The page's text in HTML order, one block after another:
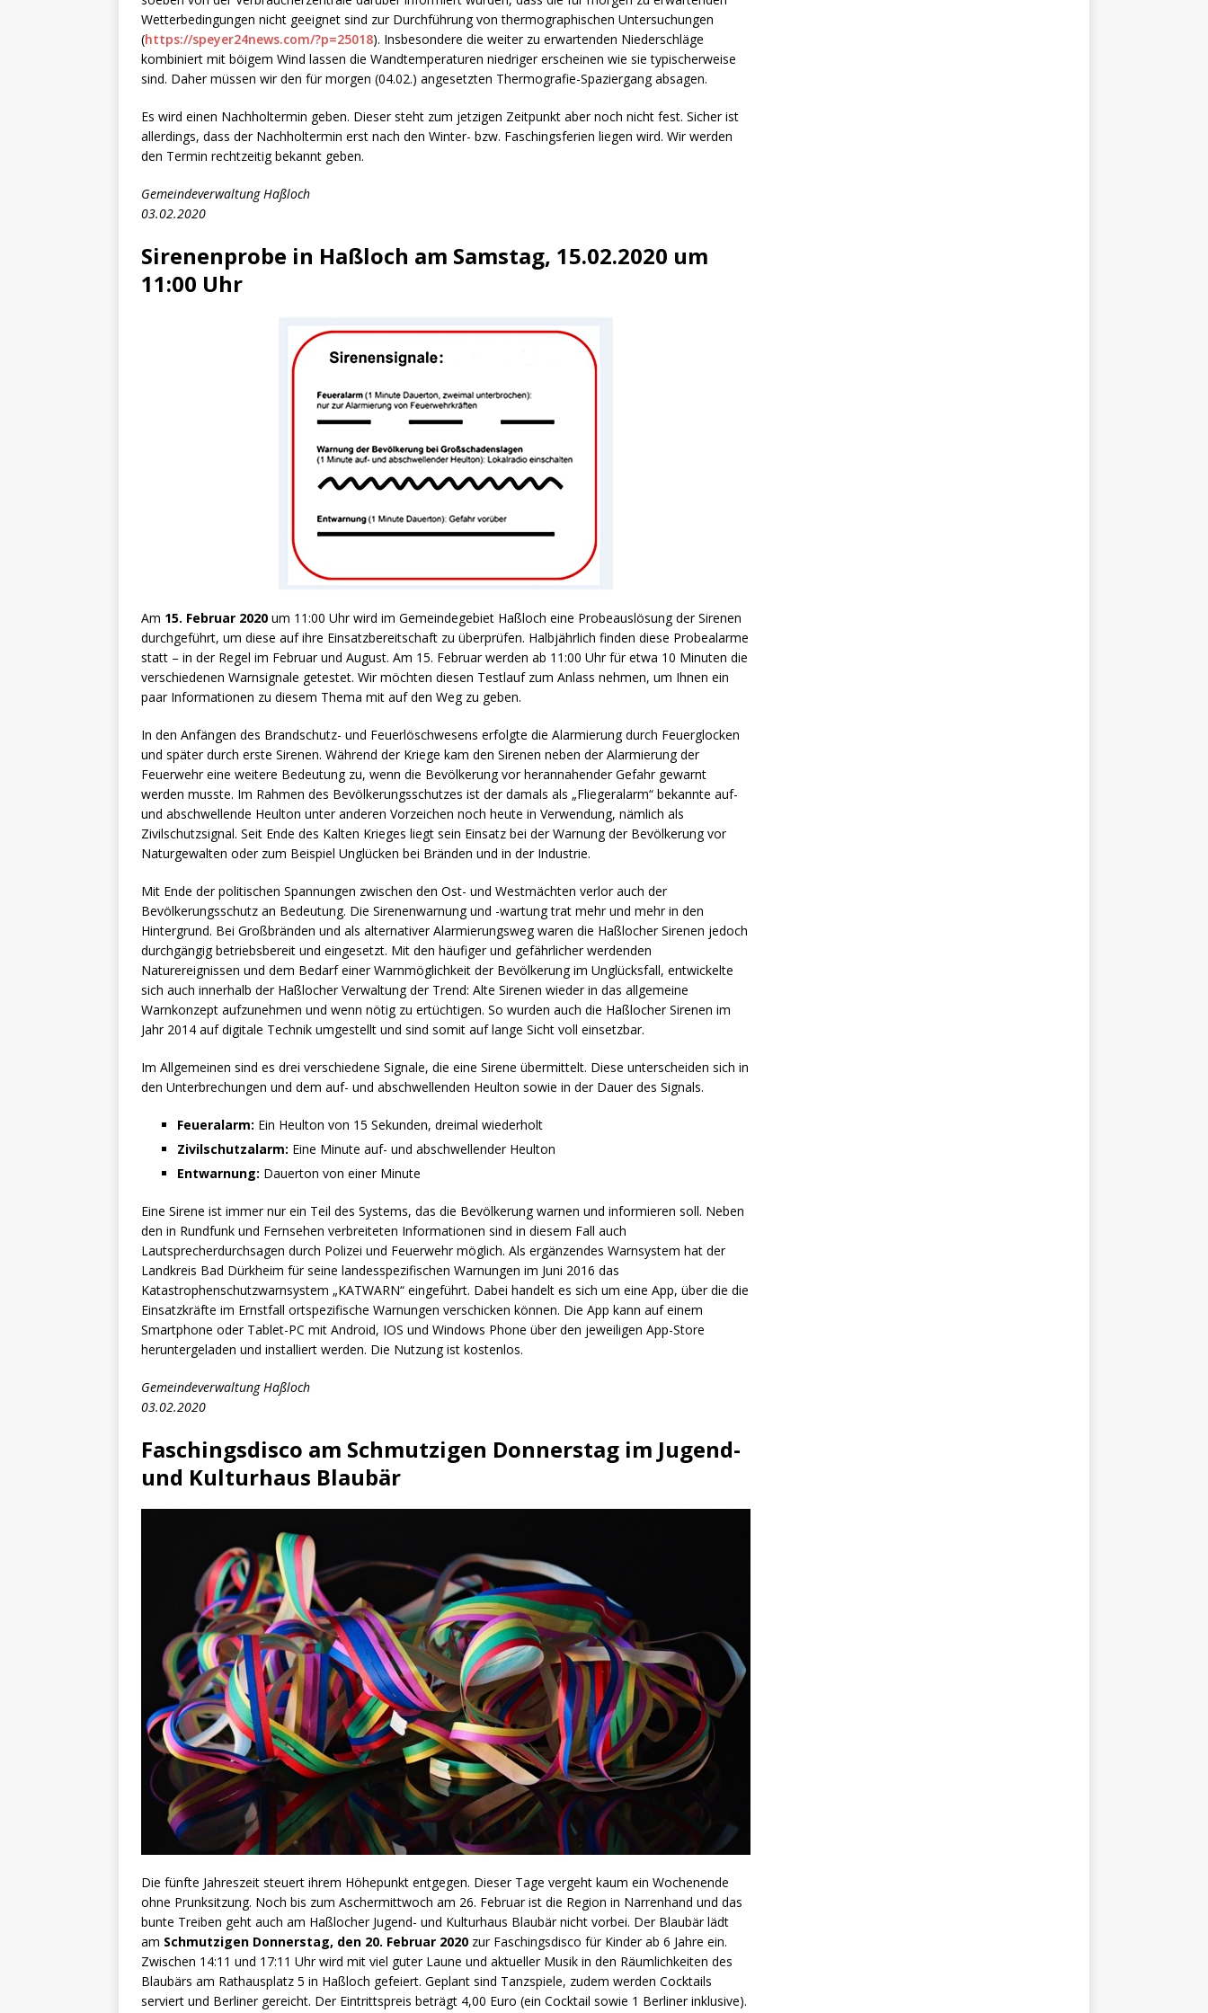
[ 29. März 2024 ]
Polizei / Konsumcannabisgesetz (KCanG) BLAULICHTMELDUNGEN
Wetterbedingungen nicht geeignet sind zur Durchführung von thermographischen Untersuchungen
(https://speyer24news.com/?p=25018). Insbesondere die weiter zu erwartenden Niederschläge
kombiniert mit böigem Wind lassen die Wandtemperaturen niedriger erscheinen wie sie typischerweise
sind. Daher müssen wir den für morgen (04.02.) angesetzten Thermografie-Spaziergang absagen.
Es wird einen Nachholtermin geben. Dieser steht zum jetzigen Zeitpunkt aber noch nicht fest. Sicher ist
allerdings, dass der Nachholtermin erst nach den Winter- bzw. Faschingsferien liegen wird. Wir werden
den Termin rechtzeitig bekannt geben.
Gemeindeverwaltung Haßloch
03.02.2020
Sirenenprobe in Haßloch am Samstag, 15.02.2020 um
11:00 Uhr
Am 15. Februar 2020 um 11:00 Uhr wird im Gemeindegebiet Haßloch eine Probeauslösung der Sirenen
durchgeführt, um diese auf ihre Einsatzbereitschaft zu überprüfen. Halbjährlich finden diese Probealarme
statt – in der Regel im Februar und August. Am 15. Februar werden ab 11:00 Uhr für etwa 10 Minuten die
verschiedenen Warnsignale getestet. Wir möchten diesen Testlauf zum Anlass nehmen, um Ihnen ein
paar Informationen zu diesem Thema mit auf den Weg zu geben.
In den Anfängen des Brandschutz- und Feuerlöschwesens erfolgte die Alarmierung durch Feuerglocken
und später durch erste Sirenen. Während der Kriege kam den Sirenen neben der Alarmierung der
Feuerwehr eine weitere Bedeutung zu, wenn die Bevölkerung vor herannahender Gefahr gewarnt
werden musste. Im Rahmen des Bevölkerungsschutzes ist der damals als „Fliegeralarm“ bekannte auf-
und abschwellende Heulton unter anderen Vorzeichen noch heute in Verwendung, nämlich als
Zivilschutzsignal. Seit Ende des Kalten Krieges liegt sein Einsatz bei der Warnung der Bevölkerung vor
Naturgewalten oder zum Beispiel Unglücken bei Bränden und in der Industrie.
Mit Ende der politischen Spannungen zwischen den Ost- und Westmächten verlor auch der
Bevölkerungsschutz an Bedeutung. Die Sirenenwarnung und -wartung trat mehr und mehr in den
Hintergrund. Bei Großbränden und als alternativer Alarmierungsweg waren die Haßlocher Sirenen jedoch
durchgängig betriebsbereit und eingesetzt. Mit den häufiger und gefährlicher werdenden
Naturereignissen und dem Bedarf einer Warnmöglichkeit der Bevölkerung im Unglücksfall, entwickelte
sich auch innerhalb der Haßlocher Verwaltung der Trend: Alte Sirenen wieder in das allgemeine
Warnkonzept aufzunehmen und wenn nötig zu ertüchtigen. So wurden auch die Haßlocher Sirenen im
Jahr 2014 auf digitale Technik umgestellt und sind somit auf lange Sicht voll einsetzbar.
Im Allgemeinen sind es drei verschiedene Signale, die eine Sirene übermittelt. Diese unterscheiden sich in
den Unterbrechungen und dem auf- und abschwellenden Heulton sowie in der Dauer des Signals.
Feueralarm: Ein Heulton von 15 Sekunden, dreimal wiederholt
Zivilschutzalarm: Eine Minute auf- und abschwellender Heulton
Entwarnung: Dauerton von einer Minute
Eine Sirene ist immer nur ein Teil des Systems, das die Bevölkerung warnen und informieren soll. Neben
den in Rundfunk und Fernsehen verbreiteten Informationen sind in diesem Fall auch
Lautsprecherdurchsagen durch Polizei und Feuerwehr möglich. Als ergänzendes Warnsystem hat der
Landkreis Bad Dürkheim für seine landesspezifischen Warnungen im Juni 2016 das
Katastrophenschutzwarnsystem „KATWARN“ eingeführt. Dabei handelt es sich um eine App, über die die
Einsatzkräfte im Ernstfall ortspezifische Warnungen verschicken können. Die App kann auf einem
Smartphone oder Tablet-PC mit Android, IOS und Windows Phone über den jeweiligen App-Store
heruntergeladen und installiert werden. Die Nutzung ist kostenlos.
Gemeindeverwaltung Haßloch
03.02.2020
Faschingsdisco am Schmutzigen Donnerstag im Jugend-
und Kulturhaus Blaubär
Die fünfte Jahreszeit steuert ihrem Höhepunkt entgegen. Dieser Tage vergeht kaum ein Wochenende
ohne Prunksitzung. Noch bis zum Aschermittwoch am 26. Februar ist die Region in Narrenhand und das
bunte Treiben geht auch am Haßlocher Jugend- und Kulturhaus Blaubär nicht vorbei. Der Blaubär lädt
am Schmutzigen Donnerstag, den 20. Februar 2020 zur Faschingsdisco für Kinder ab 6 Jahre ein.
Zwischen 14:11 und 17:11 Uhr wird mit viel guter Laune und aktueller Musik in den Räumlichkeiten des
Blaubärs am Rathausplatz 5 in Haßloch gefeiert. Geplant sind Tanzspiele, zudem werden Cocktails
serviert und Berliner gereicht. Der Eintrittspreis beträgt 4,00 Euro (ein Cocktail sowie 1 Berliner inklusive).